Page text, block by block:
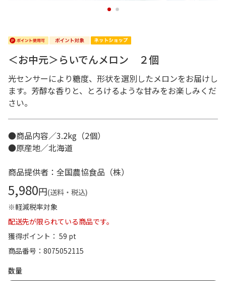
1 2
＜お中元＞らいでんメロン ２個
光センサーにより糖度、形状を選別したメロンをお届けし
ます。芳醇な香りと、とろけるような甘みをお楽しみくだ
さい。
●商品内容／3.2kg（2個）
●原産地／北海道
商品提供者：全国農協食品（株）
5,980円(送料・税込)
※軽減税率対象
配送先が限られている商品です。
獲得ポイント： 59 pt
商品番号
8075052115
数量